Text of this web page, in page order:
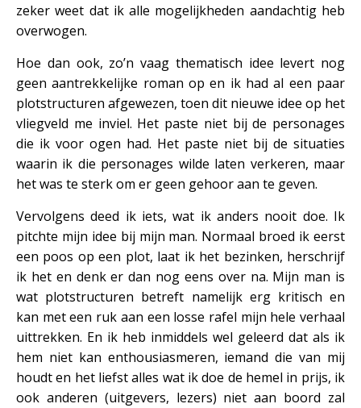
zeker weet dat ik alle mogelijkheden aandachtig heb
overwogen.
Hoe dan ook, zo’n vaag thematisch idee levert nog
geen aantrekkelijke roman op en ik had al een paar
plotstructuren afgewezen, toen dit nieuwe idee op het
vliegveld me inviel. Het paste niet bij de personages
die ik voor ogen had. Het paste niet bij de situaties
waarin ik die personages wilde laten verkeren, maar
het was te sterk om er geen gehoor aan te geven.
Vervolgens deed ik iets, wat ik anders nooit doe. Ik
pitchte mijn idee bij mijn man. Normaal broed ik eerst
een poos op een plot, laat ik het bezinken, herschrijf
ik het en denk er dan nog eens over na. Mijn man is
wat plotstructuren betreft namelijk erg kritisch en
kan met een ruk aan een losse rafel mijn hele verhaal
uittrekken. En ik heb inmiddels wel geleerd dat als ik
hem niet kan enthousiasmeren, iemand die van mij
houdt en het liefst alles wat ik doe de hemel in prijs, ik
ook anderen (uitgevers, lezers) niet aan boord zal